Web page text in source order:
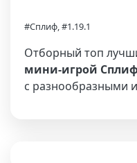
#Сплиф, #1.19.1
Отборный топ
мини-игрой
с разнообразными